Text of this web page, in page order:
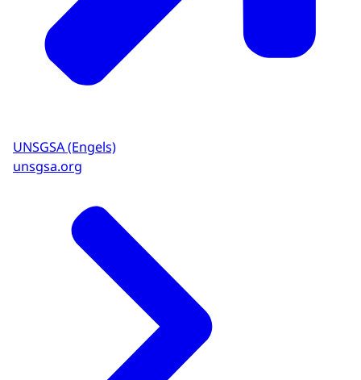
UNSGSA (Engels)
unsgsa.org